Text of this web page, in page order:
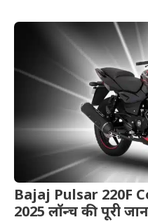
Bajaj Pulsar 220F
2025 लॉन्च की पूरी